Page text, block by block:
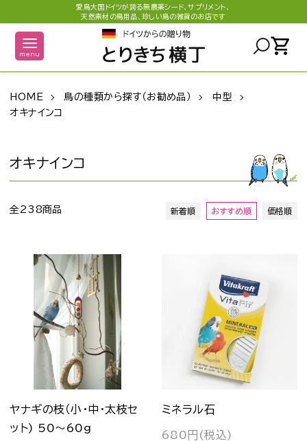
愛鳥大国ドイツが誇る無農薬シード、サプリメント、
天然素材の鳥用品、珍しい鳥の雑貨のお店です
menu shopping_cart
HOME 鳥の種類から探す（お勧め品）
中型
オキナインコ
オキナインコ
全238商品 新着順 おすすめ順 価格順
ヤナギの枝（小・中・太枝セ
ット) 50～60g
ミネラル石
680円(税込)